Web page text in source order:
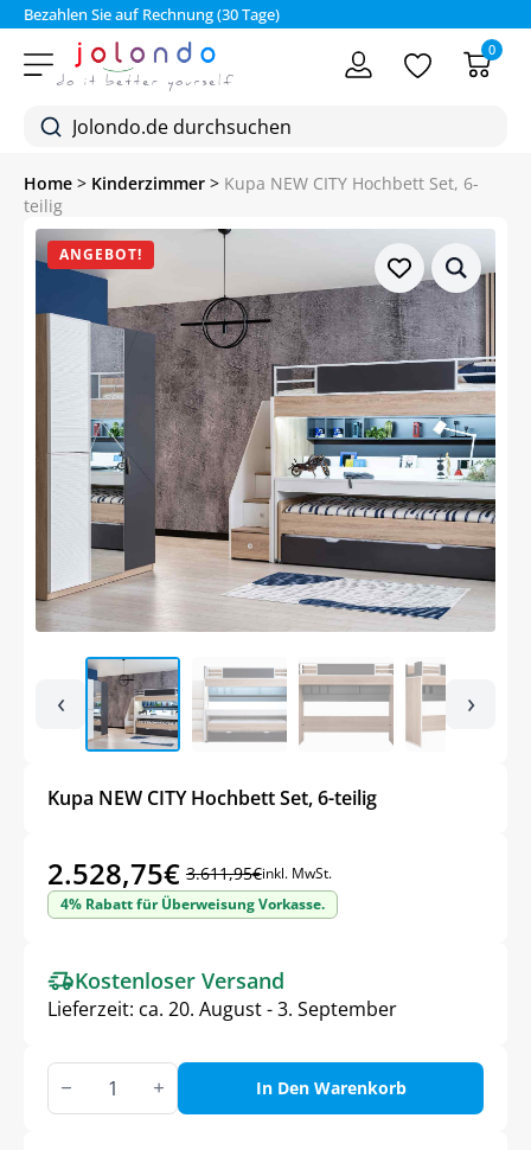
Bezahlen Sie auf Rechnung (30 Tage)
0
Home > Kinderzimmer > Kupa NEW CITY Hochbett Set, 6-
teilig
ANGEBOT!
‹ ›
Kupa NEW CITY Hochbett Set, 6-teilig
3.611,95€
Ursprünglicher
Preis
3.611,95€
2.528,75€
Aktueller
Preis
2.528,75€.
inkl. MwSt.
4% Rabatt für Überweisung Vorkasse.
Kostenloser Versand
Lieferzeit: ca. 20. August - 3. September
Kupa
NEW
CITY
In Den Warenkorb